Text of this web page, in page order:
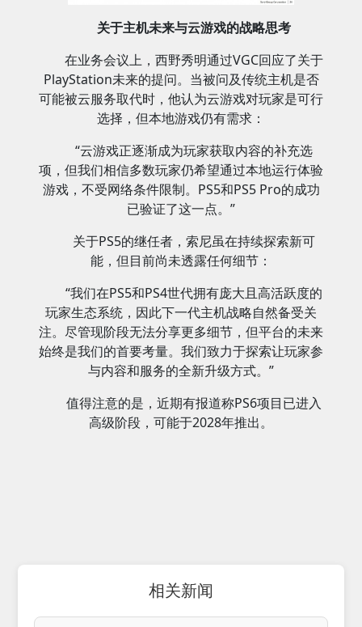
关于主机未来与云游戏的战略思考
在业务会议上，西野秀明通过VGC回应了关于
PlayStation未来的提问。当被问及传统主机是否
可能被云服务取代时，他认为云游戏对玩家是可行
选择，但本地游戏仍有需求：
“云游戏正逐渐成为玩家获取内容的补充选
项，但我们相信多数玩家仍希望通过本地运行体验
游戏，不受网络条件限制。PS5和PS5 Pro的成功
已验证了这一点。”
关于PS5的继任者，索尼虽在持续探索新可
能，但目前尚未透露任何细节：
“我们在PS5和PS4世代拥有庞大且高活跃度的
玩家生态系统，因此下一代主机战略自然备受关
注。尽管现阶段无法分享更多细节，但平台的未来
始终是我们的首要考量。我们致力于探索让玩家参
与内容和服务的全新升级方式。”
值得注意的是，近期有报道称PS6项目已进入
高级阶段，可能于2028年推出。
相关新闻